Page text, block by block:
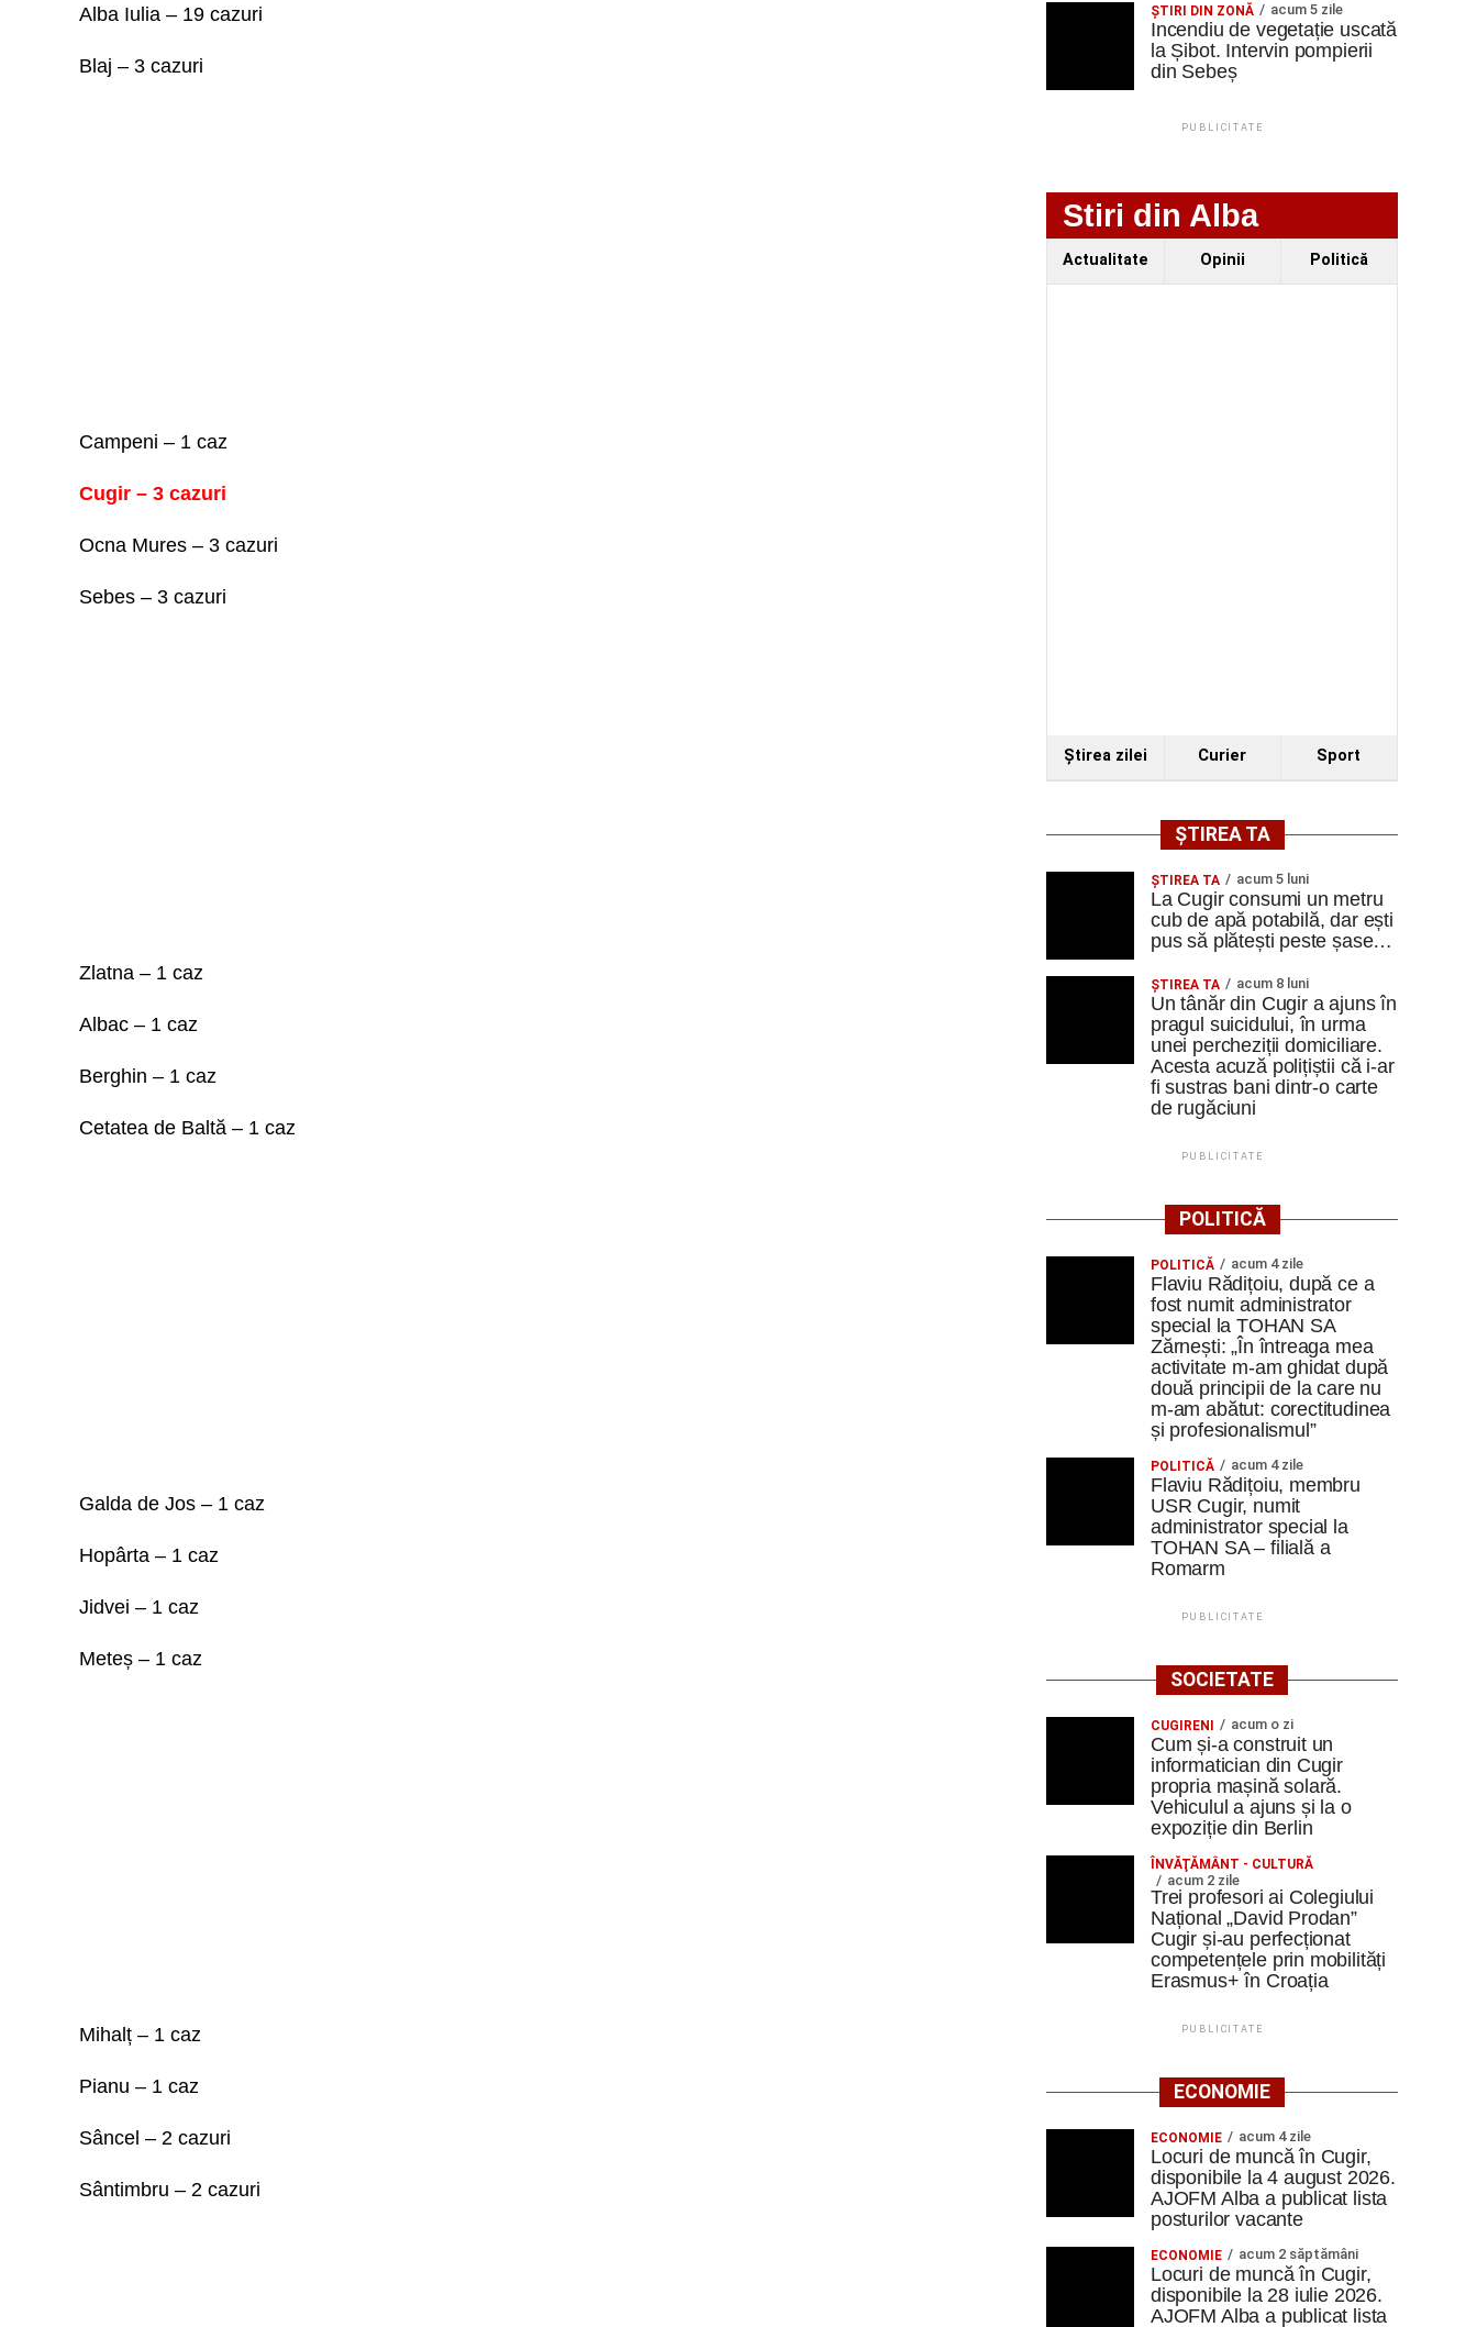
Alba Iulia – 19 cazuri
Blaj – 3 cazuri
Campeni – 1 caz
Cugir – 3 cazuri
Ocna Mures – 3 cazuri
Sebes – 3 cazuri
Zlatna – 1 caz
Albac – 1 caz
Berghin – 1 caz
Cetatea de Baltă – 1 caz
Galda de Jos – 1 caz
Hopârta – 1 caz
Jidvei – 1 caz
Meteș – 1 caz
Mihalț – 1 caz
Pianu – 1 caz
Sâncel – 2 cazuri
Sântimbru – 2 cazuri
ŞTIRI DIN ZONĂ acum 5 zile
Incendiu de vegetație uscată
la Șibot. Intervin pompierii
din Sebeș
PUBLICITATE
Stiri din Alba
Actualitate Opinii Politică
Ştirea zilei Curier Sport
ȘTIREA TA
ȘTIREA TA acum 5 luni
La Cugir consumi un metru
cub de apă potabilă, dar ești
pus să plătești peste șase…
ȘTIREA TA acum 8 luni
Un tânăr din Cugir a ajuns în
pragul suicidului, în urma
unei percheziții domiciliare.
Acesta acuză polițiștii că i-ar
fi sustras bani dintr-o carte
de rugăciuni
PUBLICITATE
POLITICĂ
POLITICĂ acum 4 zile
Flaviu Rădițoiu, după ce a
fost numit administrator
special la TOHAN SA
Zărnești: „În întreaga mea
activitate m-am ghidat după
două principii de la care nu
m-am abătut: corectitudinea
și profesionalismul”
POLITICĂ acum 4 zile
Flaviu Rădițoiu, membru
USR Cugir, numit
administrator special la
TOHAN SA – filială a
Romarm
PUBLICITATE
SOCIETATE
CUGIRENI acum o zi
Cum și-a construit un
informatician din Cugir
propria mașină solară.
Vehiculul a ajuns și la o
expoziție din Berlin
ÎNVĂŢĂMÂNT - CULTURĂ
acum 2 zile
Trei profesori ai Colegiului
Național „David Prodan”
Cugir și-au perfecționat
competențele prin mobilități
Erasmus+ în Croația
PUBLICITATE
ECONOMIE
ECONOMIE acum 4 zile
Locuri de muncă în Cugir,
disponibile la 4 august 2026.
AJOFM Alba a publicat lista
posturilor vacante
ECONOMIE acum 2 săptămâni
Locuri de muncă în Cugir,
disponibile la 28 iulie 2026.
AJOFM Alba a publicat lista